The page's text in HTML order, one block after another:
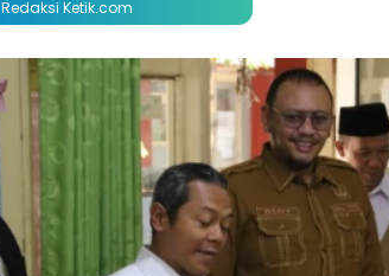
Redaksi Ketik.com